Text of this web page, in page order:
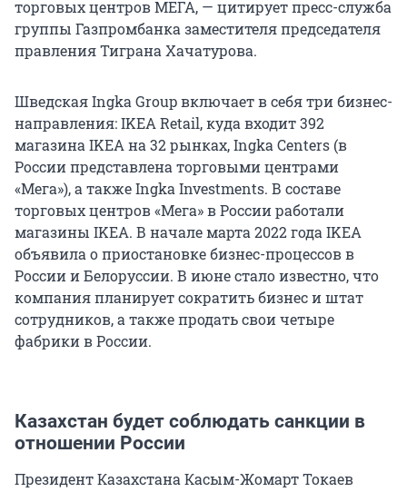
торговых центров МЕГА, — цитирует пресс-служба
группы Газпромбанка заместителя председателя
правления Тиграна Хачатурова.
Шведская Ingka Group включает в себя три бизнес-
направления: IKEA Retail, куда входит 392
магазина IKEA на 32 рынках, Ingka Centers (в
России представлена торговыми центрами
«Мега»), а также Ingka Investments. В составе
торговых центров «Мега» в России работали
магазины IKEA. В начале марта 2022 года IKEA
объявила о приостановке бизнес-процессов в
России и Белоруссии. В июне стало известно, что
компания планирует сократить бизнес и штат
сотрудников, а также продать свои четыре
фабрики в России.
Казахстан будет соблюдать санкции в
отношении России
Президент Казахстана Касым-Жомарт Токаев